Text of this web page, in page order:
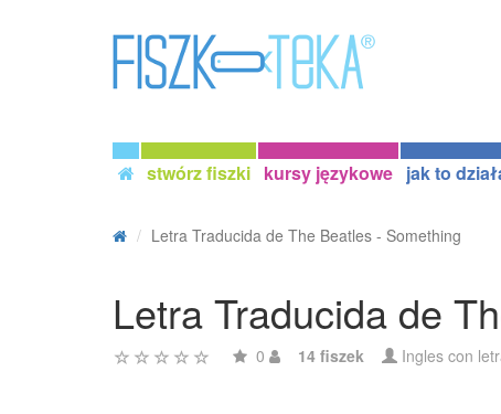
stwórz fiszki kursy językowe jak to
Letra Traducida de The Beatles - Something
Letra Traducida de
0 14 fiszek Ingles con